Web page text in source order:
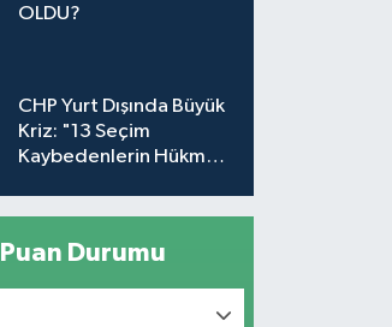
OLDU?
CHP Yurt Dışında Büyük
Kriz: "13 Seçim
Kaybedenlerin Hükmü,
Durumu